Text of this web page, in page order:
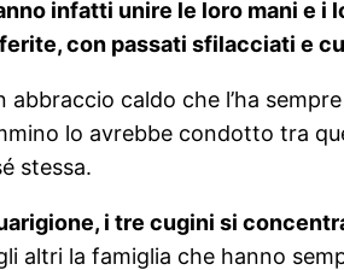
infatti unire le loro mani e
con passati sfilacciati e
abbraccio caldo che l’ha
lo avrebbe condotto tra
stessa.
i tre cugini si
altri la famiglia che hanno